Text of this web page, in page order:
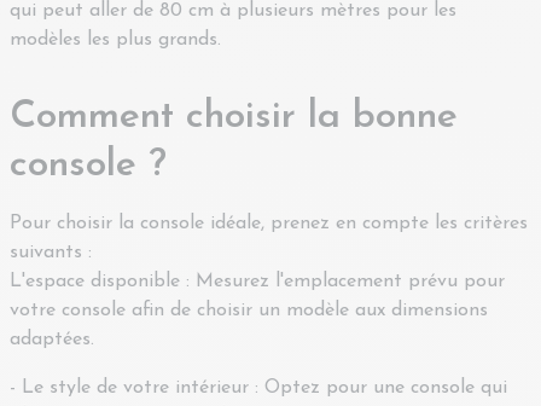
qui peut aller de 80 cm à plusieurs mètres pour les
modèles les plus grands.
Comment choisir la bonne
console ?
Pour choisir la console idéale, prenez en compte les critères
suivants :
L'espace disponible : Mesurez l'emplacement prévu pour
votre console afin de choisir un modèle aux dimensions
adaptées.
- Le style de votre intérieur : Optez pour une console qui